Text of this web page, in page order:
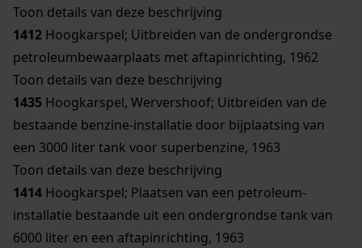
Toon details van deze beschrijving
1412 Hoogkarspel; Uitbreiden van de ondergrondse
petroleumbewaarplaats met aftapinrichting, 1962
Toon details van deze beschrijving
1435 Hoogkarspel, Wervershoof; Uitbreiden van de
bestaande benzine-installatie door bijplaatsing van
een 3000 liter tank voor superbenzine, 1963
Toon details van deze beschrijving
1414 Hoogkarspel; Plaatsen van een petroleum-
installatie bestaande uit een ondergrondse tank van
6000 liter en een aftapinrichting, 1963